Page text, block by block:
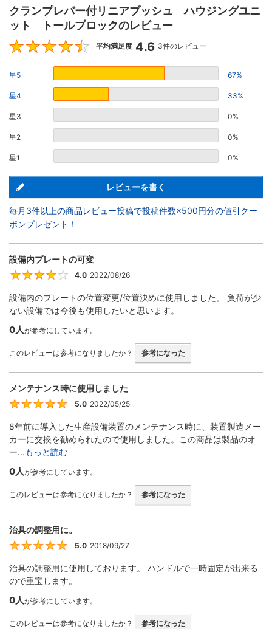
クランプレバー付リニアブッシュ ハウジングユニ
ット トールブロックのレビュー
4.6
平均満足度 4.6 3件のレビュー
星5 67%
星4 33%
星3 0%
星2 0%
星1 0%
レビューを書く
毎月3件以上の商品レビュー投稿で投稿件数×500円分の値引クー
ポンプレゼント！
設備内プレートの可変
4
4.0 2022/08/26
設備内のプレートの位置変更/位置決めに使用しました。 負荷が少
ない設備では今後も使用したいと思います。
0人が参考にしています。
このレビューは参考になりましたか？ 参考になった
メンテナンス時に使用しました
5
5.0 2022/05/25
8年前に導入した生産設備装置のメンテナンス時に、装置製造メー
カーに交換を勧められたので使用しました。この商品は製品のオ
ー...もっと読む
0人が参考にしています。
このレビューは参考になりましたか？ 参考になった
治具の調整用に。
5
5.0 2018/09/27
治具の調整用に使用しております。 ハンドルで一時固定が出来る
ので重宝します。
0人が参考にしています。
このレビューは参考になりましたか？ 参考になった